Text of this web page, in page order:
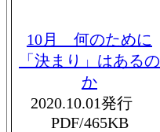
10月 何のために
「決まり」はあるの
か
2020.10.01発行
PDF/465KB